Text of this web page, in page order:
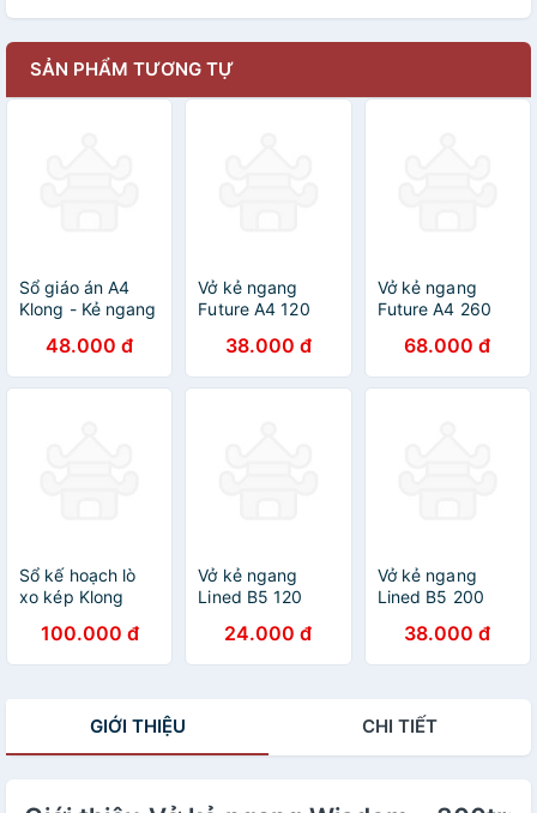
SẢN PHẨM TƯƠNG TỰ
Sổ giáo án A4
Klong - Kẻ ngang
31548.000 đ
Vở kẻ ngang
Future A4 120
29338.000 đ
Vở kẻ ngang
Future A4 260
29568.000 đ
Sổ kế hoạch lò
xo kép Klong
B6 160 trang
100/76; MS: 945
100.000 đ
Vở kẻ ngang
Lined B5 120
81624.000 đ
Vở kẻ ngang
Lined B5 200
81738.000 đ
GIỚI THIỆU CHI TIẾT